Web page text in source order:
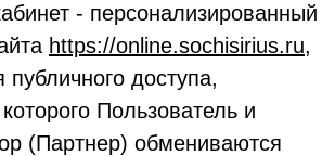
- персонализированный
https://online.sochisirius.ru,
доступа,
Пользователь и
(Партнер) обмениваются